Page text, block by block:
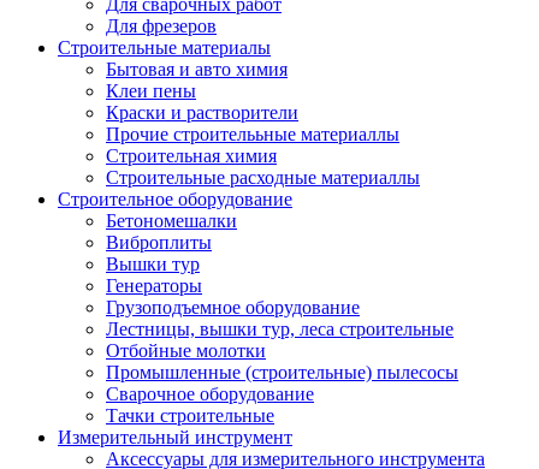
Для сварочных работ
Для фрезеров
Строительные материалы
Бытовая и авто химия
Клеи пены
Краски и растворители
Прочие строителььные материаллы
Строительная химия
Строительные расходные материаллы
Строительное оборудование
Бетономешалки
Виброплиты
Вышки тур
Генераторы
Грузоподъемное оборудование
Лестницы, вышки тур, леса строительные
Отбойные молотки
Промышленные (строительные) пылесосы
Сварочное оборудование
Тачки строительные
Измерительный инструмент
Аксессуары для измерительного инструмента